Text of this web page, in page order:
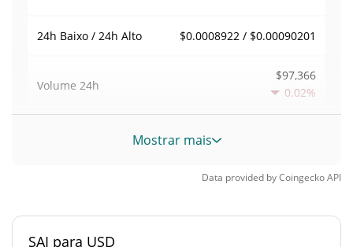
24h Baixo / 24h Alto $0.0008922 / $0.00090201
Volume 24h
$97,366
0.02%
Volume / Limite deMostrar mais
Data provided byCoingeckoAPI
SAI para USD